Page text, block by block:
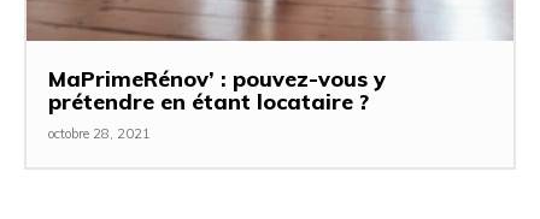
MaPrimeRénov’ : pouvez-vous y
prétendre en étant locataire ?
octobre 28, 2021